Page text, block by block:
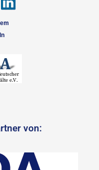
von: